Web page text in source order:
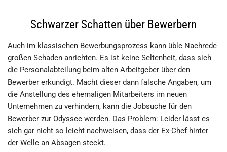
Schwarzer Schatten über Bewerbern
Auch im klassischen Bewerbungsprozess kann üble Nachrede
großen Schaden anrichten. Es ist keine Seltenheit, dass sich
die Personalabteilung beim alten Arbeitgeber über den
Bewerber erkundigt. Macht dieser dann falsche Angaben, um
die Anstellung des ehemaligen Mitarbeiters im neuen
Unternehmen zu verhindern, kann die Jobsuche für den
Bewerber zur Odyssee werden. Das Problem: Leider lässt es
sich gar nicht so leicht nachweisen, dass der Ex-Chef hinter
der Welle an Absagen steckt.